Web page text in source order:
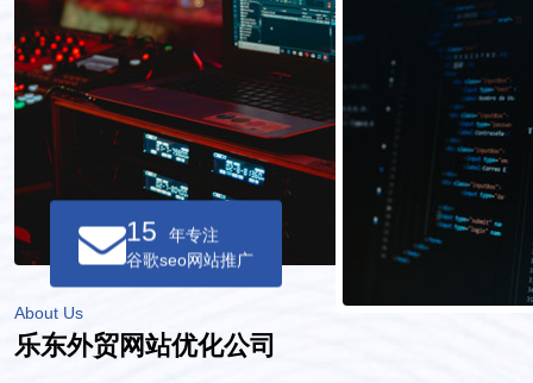
15
年专注
谷歌seo网站推广
About Us
乐东外贸网站优化公司